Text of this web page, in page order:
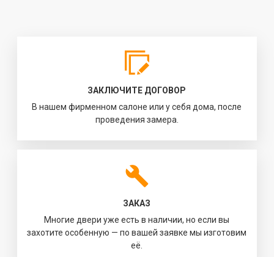
ЗАКЛЮЧИТЕ ДОГОВОР
В нашем фирменном салоне или у себя дома, после
проведения замера.
ЗАКАЗ
Многие двери уже есть в наличии, но если вы
захотите особенную — по вашей заявке мы изготовим
её.